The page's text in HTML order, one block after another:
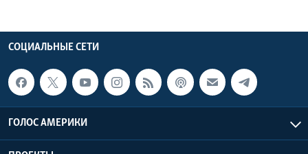
СОЦИАЛЬНЫЕ СЕТИ
ГОЛОС АМЕРИКИ